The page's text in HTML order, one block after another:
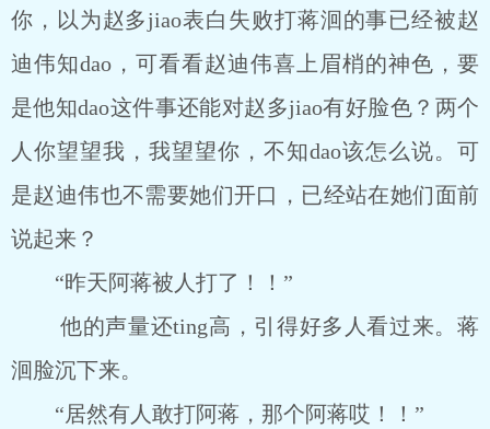
你，以为赵多jiao表白失败打蒋洄的事已经被赵
迪伟知dao，可看看赵迪伟喜上眉梢的神色，要
是他知dao这件事还能对赵多jiao有好脸色？两个
人你望望我，我望望你，不知dao该怎么说。可
是赵迪伟也不需要她们开口，已经站在她们面前
说起来？
“昨天阿蒋被人打了！！”
他的声量还ting高，引得好多人看过来。蒋
洄脸沉下来。
“居然有人敢打阿蒋，那个阿蒋哎！！”